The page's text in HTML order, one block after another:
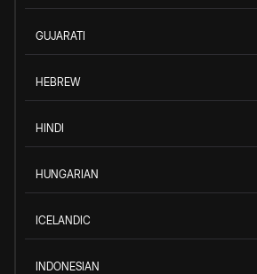
GUJARATI
HEBREW
HINDI
HUNGARIAN
ICELANDIC
INDONESIAN